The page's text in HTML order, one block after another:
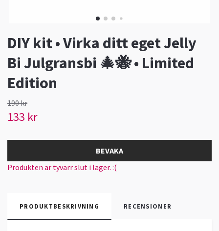
DIY kit • Virka ditt eget Jelly
Bi Julgransbi 🎄🐝 • Limited
Edition
190 kr
133 kr
BEVAKA
Produkten är tyvärr slut i lager. :(
PRODUKTBESKRIVNING RECENSIONER